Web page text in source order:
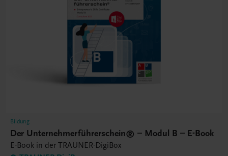
Bildung
Der Unternehmerführerschein® – Modul B – E-Book
E-Book in der TRAUNER-DigiBox